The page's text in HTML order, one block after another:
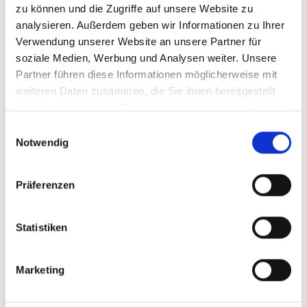
zu können und die Zugriffe auf unsere Website zu
analysieren. Außerdem geben wir Informationen zu Ihrer
Verwendung unserer Website an unsere Partner für
soziale Medien, Werbung und Analysen weiter. Unsere
Partner führen diese Informationen möglicherweise mit
weiteren Daten zusammen, die Sie ihnen bereitgestellt
Notwendig
Präferenzen
Statistiken
Marketing
03/ 2023 | Bericht
Nature-positive urban pilot projects on
biodiversity in Costa Rica
Spanisch (PDF, 1 MB)
Englisch (PDF, 1 MB)
Projekt
Unterstützung bei der Gestaltung und ersten
Umsetzungsschritten des neuen globalen Rahmens für
biologische Vielfalt